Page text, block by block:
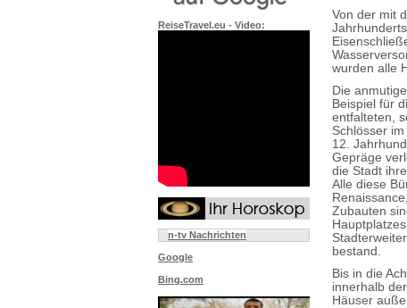
Von der mit
wurden alle
Die
Beispiel für
entfalteten,
Schlösser
12.
Gepräge
die Stadt
Alle diese
Zubauten
bestand.
Bis in die
innerhalb
Häuser
ReiseTravel.eu - Video:
n-tv Nachrichten
Google
Bing.com